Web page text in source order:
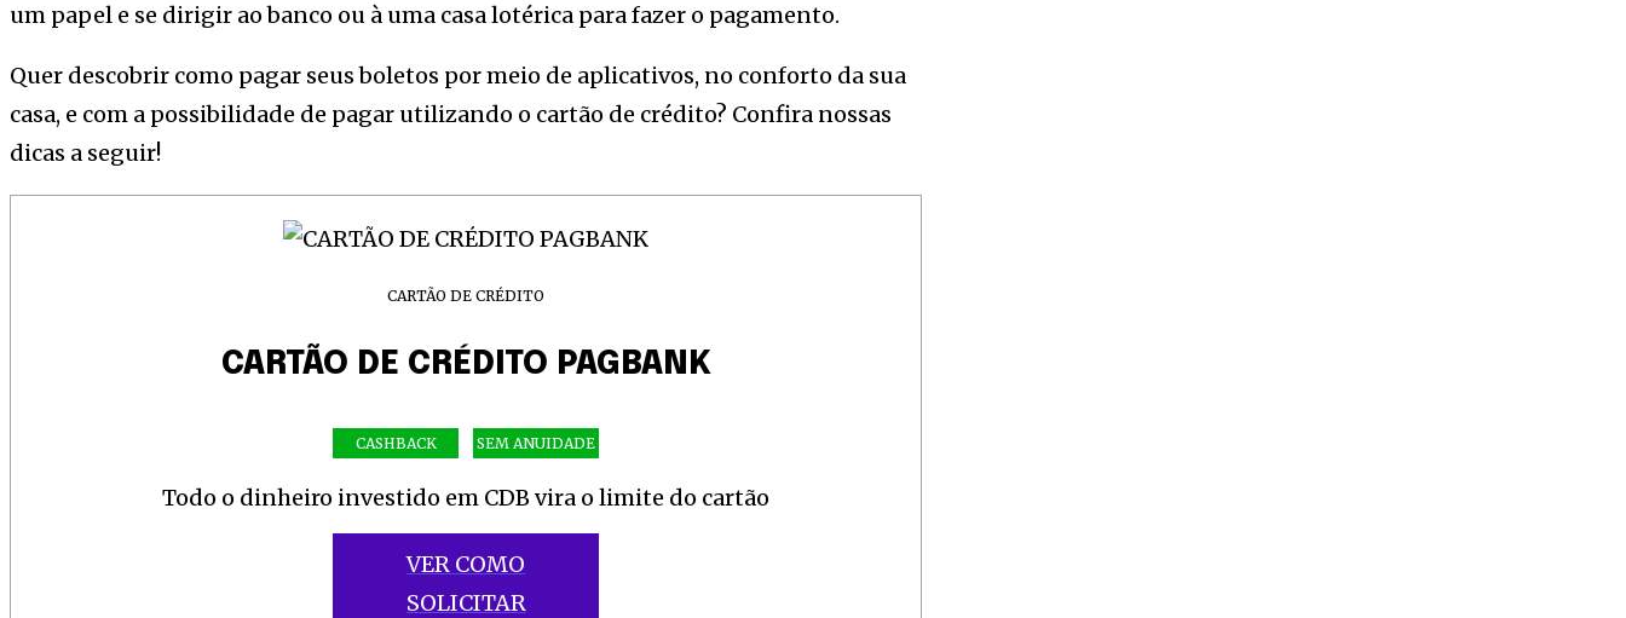
Join our community of SUBSCRIBERS
and be part of the conversation.
To subscribe, simply enter your email address on our website or click the subscribe button below.
[td_block_social_counter style=”style7 td-social-boxed” manual_count_instagram=”32111″ instagram=”#” twitch=”#” manual_count_twitch=”11243″
tiktok=”#” manual_count_tiktok=”32214″ f_network_font_family=”tt-primary-font_global” f_counters_font_family=”tt-primary-font_global”
um papel e se dirigir ao banco ou à uma casa lotérica para fazer o pagamento.
Quer descobrir como pagar seus boletos por meio de aplicativos, no conforto da sua
casa, e com a possibilidade de pagar utilizando o cartão de crédito? Confira nossas
dicas a seguir!
CARTÃO DE CRÉDITO
CARTÃO DE CRÉDITO PAGBANK
CASHBACK SEM ANUIDADE
Todo o dinheiro investido em CDB vira o limite do cartão
VER COMO
SOLICITAR